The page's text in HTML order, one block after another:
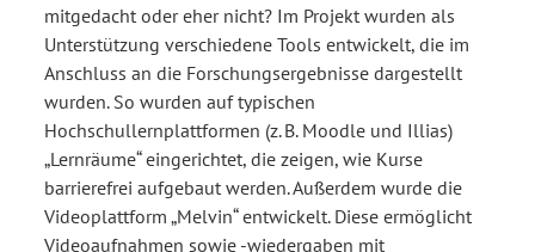
mitgedacht oder eher nicht? Im Projekt wurden als
Unterstützung verschiedene Tools entwickelt, die im
Anschluss an die Forschungsergebnisse dargestellt
wurden. So wurden auf typischen
Hochschullernplattformen (z. B. Moodle und Illias)
„Lernräume“ eingerichtet, die zeigen, wie Kurse
barrierefrei aufgebaut werden. Außerdem wurde die
Videoplattform „Melvin“ entwickelt. Diese ermöglicht
Videoaufnahmen sowie - wiedergaben mit